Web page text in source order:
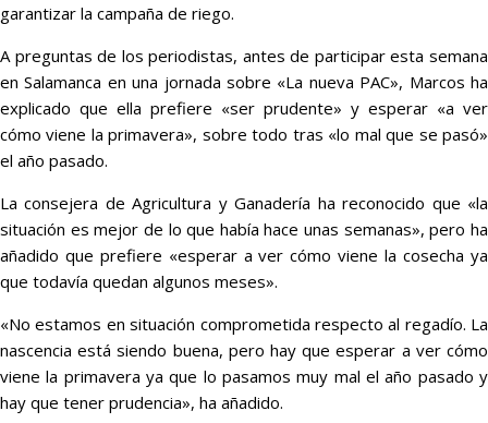
garantizar la campaña de riego.
A preguntas de los periodistas, antes de participar esta semana
en Salamanca en una jornada sobre «La nueva PAC», Marcos ha
explicado que ella prefiere «ser prudente» y esperar «a ver
cómo viene la primavera», sobre todo tras «lo mal que se pasó»
el año pasado.
La consejera de Agricultura y Ganadería ha reconocido que «la
situación es mejor de lo que había hace unas semanas», pero ha
añadido que prefiere «esperar a ver cómo viene la cosecha ya
que todavía quedan algunos meses».
«No estamos en situación comprometida respecto al regadío. La
nascencia está siendo buena, pero hay que esperar a ver cómo
viene la primavera ya que lo pasamos muy mal el año pasado y
hay que tener prudencia», ha añadido.